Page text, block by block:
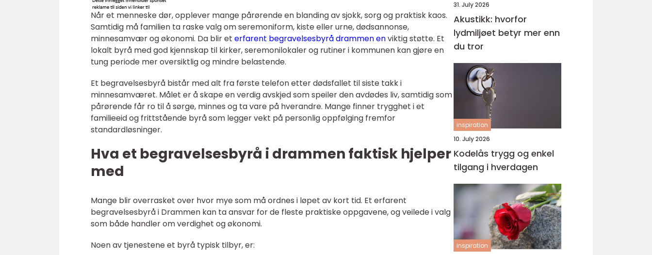
Når et menneske dør, opplever mange pårørende en blanding av sjokk, sorg og praktisk kaos.
Samtidig må familien ta raske valg om seremoniform, kiste eller urne, dødsannonse,
minnesamvær og økonomi. Da blir et erfarent begravelsesbyrå drammen enviktig støtte. Et
lokalt byrå med god kjennskap til kirker, seremonilokaler og rutiner i kommunen kan gjøre en
tung periode mer oversiktlig og mindre belastende.
Et begravelsesbyrå bistår med alt fra første telefon etter dødsfallet til siste takk i
minnesamværet. Målet er å skape en verdig avskjed som speiler den avdødes liv, samtidig som
pårørende får ro til å sørge, minnes og ta vare på hverandre. Mange finner trygghet i et
familieeid og frittstående byrå som legger vekt på personlig oppfølging fremfor
standardløsninger.
Hva et begravelsesbyrå i drammen faktisk hjelper
med
Mange blir overrasket over hvor mye som må ordnes i løpet av kort tid. Et erfarent
begravelsesbyrå i Drammen kan ta ansvar for de fleste praktiske oppgavene, og veilede i valg
som både handler om verdighet og økonomi.
Noen av tjenestene et byrå typisk tilbyr, er:
31. July 2026
Akustikk: hvorfor
lydmiljøet betyr mer enn
du tror
inspiration
10. July 2026
Kodelås trygg og enkel
tilgang i hverdagen
inspiration